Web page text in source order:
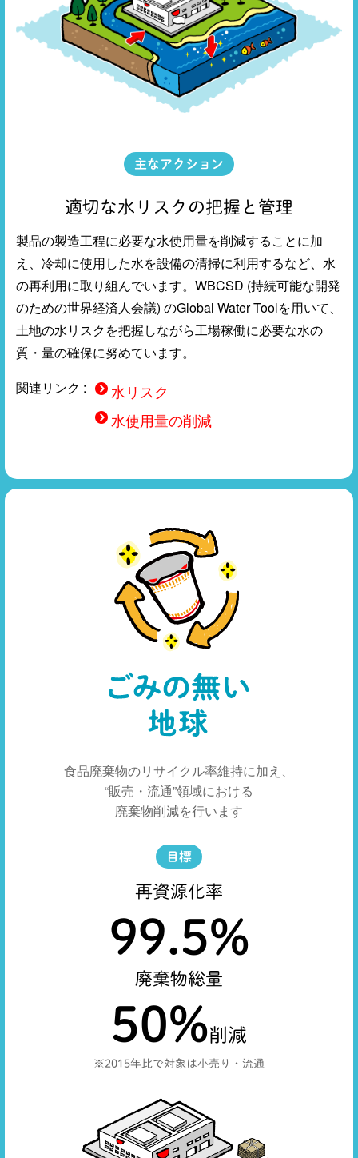
主なアクション
適切な水リスクの把握と管理
製品の製造工程に必要な水使用量を削減することに加
え、冷却に使用した水を設備の清掃に利用するなど、水
の再利用に取り組んでいます。WBCSD (持続可能な開発
のための世界経済人会議) のGlobal Water Toolを用いて、
土地の水リスクを把握しながら工場稼働に必要な水の
質・量の確保に努めています。
関連リンク :
水リスク
水使用量の削減
食品廃棄物のリサイクル率維持に加え、
“販売・流通”領域における
廃棄物削減を行います
目標
再資源化率
99.5%
廃棄物総量
50%削減
※2015年比で対象は小売り・流通